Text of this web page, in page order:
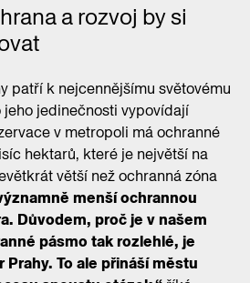
a rozvoj by si
patří k nejcennějšímu světovému
jeho jedinečnosti vypovídají
v metropoli má ochranné
hektarů, které je největší na
větší než ochranná zóna
menší ochrannou
Důvodem, proč je v našem
pásmo tak rozlehlé, je
To ale přináší městu